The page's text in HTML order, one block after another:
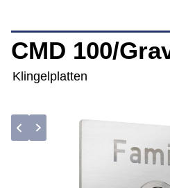
CMD 100/
Klingelplatten